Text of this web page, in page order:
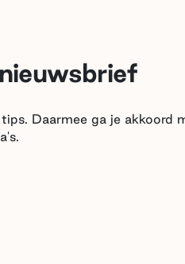
Daarmee ga je akkoord